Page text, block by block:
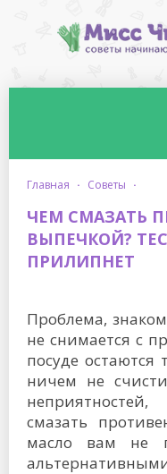
главная · советы ·
ЧЕМ СМАЗАТЬ
ВЫПЕЧКОЙ?
ПРИЛИПНЕТ
Проблема,
не снимается с
посуде
ничем не
смазать
масло вам не